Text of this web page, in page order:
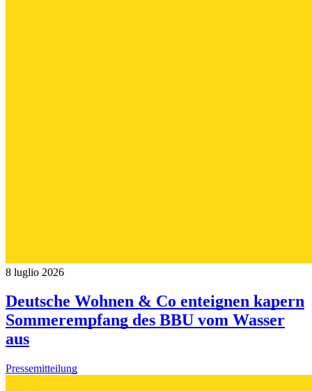
8 luglio 2026
Deutsche Wohnen & Co enteignen kapern
Sommerempfang des BBU vom Wasser
aus
Pressemitteilung